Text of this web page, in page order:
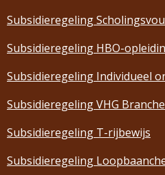
Subsidieregeling
Subsidieregeling HBO-
Subsidieregeling Individueel
Subsidieregeling VHG
Subsidieregeling T-rijbewijs
Subsidieregeling